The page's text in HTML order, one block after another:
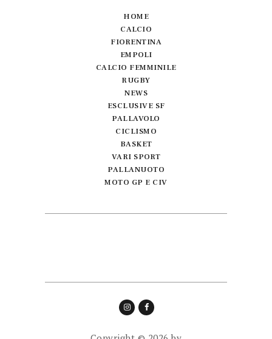
HOME
CALCIO
FIORENTINA
EMPOLI
CALCIO FEMMINILE
RUGBY
NEWS
ESCLUSIVE SF
PALLAVOLO
CICLISMO
BASKET
VARI SPORT
PALLANUOTO
MOTO GP E CIV